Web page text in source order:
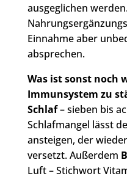
ausgeglichen
Einnahme aber
absprechen.
Was ist sonst noch
Immunsystem zu
Schlaf– sieben bis
Schlafmangel lässt
ansteigen, der
versetzt. Außerdem
Luft – Stichwort